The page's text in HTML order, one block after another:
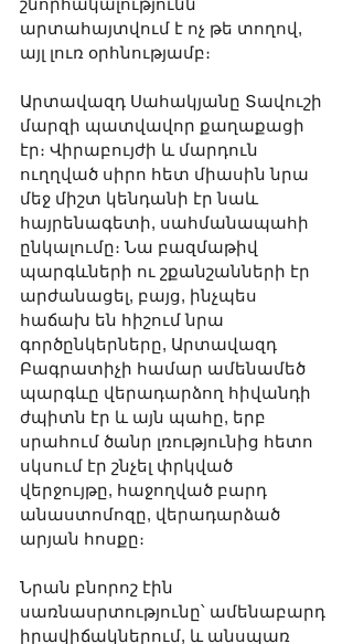
շնորհակալությունն
արտահայտվում է ոչ թե տողով,
այլ լուռ օրհնությամբ։
Արտավազդ Սահակյանը Տավուշի
մարզի պատվավոր քաղաքացի
էր։ Վիրաբույժի և մարդուն
ուղղված սիրո հետ միասին նրա
մեջ միշտ կենդանի էր նաև
հայրենագետի, սահմանապահի
ընկալումը։ Նա բազմաթիվ
պարգևների ու շքանշանների էր
արժանացել, բայց, ինչպես
հաճախ են հիշում նրա
գործընկերները, Արտավազդ
Բագրատիչի համար ամենամեծ
պարգևը վերադարձող հիվանդի
ժպիտն էր և այն պահը, երբ
սրահում ծանր լռությունից հետո
սկսում էր շնչել փրկված
վերջույթը, հաջողված բարդ
անաստոմոզը, վերադարձած
արյան հոսքը։
Նրան բնորոշ էին
սառնասրտությունը՝ ամենաբարդ
իրավիճակներում, և անսպառ